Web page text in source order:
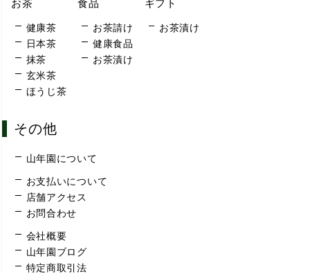
お茶
健康茶
日本茶
抹茶
玄米茶
ほうじ茶
食品
お茶請け
健康食品
お茶漬け
ギフト
お茶漬け
その他
山年園について
お支払いについて
店舗アクセス
お問合わせ
会社概要
山年園ブログ
特定商取引法